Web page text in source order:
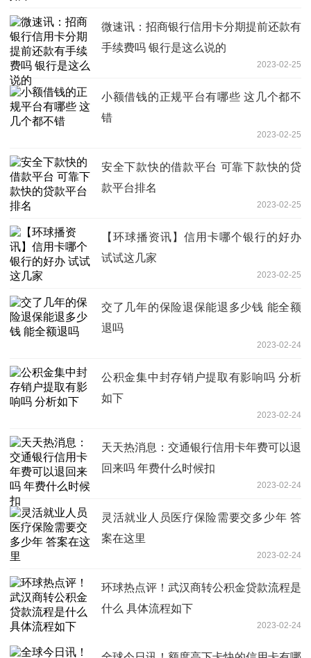
微速讯：招商银行信用卡分期提前还款有
手续费吗 银行是这么说的
2023-02-25
小额借钱的正规平台有哪些 这几个都不
错
2023-02-25
安全下款快的借款平台 可靠下款快的贷
款平台排名
2023-02-25
【环球播资讯】信用卡哪个银行的好办
试试这几家
2023-02-25
交了几年的保险退保能退多少钱 能全额
退吗
2023-02-24
公积金集中封存销户提取有影响吗 分析
如下
2023-02-24
天天热消息：交通银行信用卡年费可以退
回来吗 年费什么时候扣
2023-02-24
灵活就业人员医疗保险需要交多少年 答
案在这里
2023-02-24
环球热点评！武汉商转公积金贷款流程是
什么 具体流程如下
2023-02-24